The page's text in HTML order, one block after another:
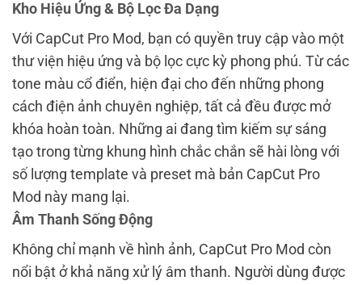
Kho Hiệu Ứng & Bộ Lọc Đa Dạng
Với CapCut Pro Mod, bạn có quyền truy cập vào một
thư viện hiệu ứng và bộ lọc cực kỳ phong phú. Từ các
tone màu cổ điển, hiện đại cho đến những phong
cách điện ảnh chuyên nghiệp, tất cả đều được mở
khóa hoàn toàn. Những ai đang tìm kiếm sự sáng
tạo trong từng khung hình chắc chắn sẽ hài lòng với
số lượng template và preset mà bản CapCut Pro
Mod này mang lại.
Âm Thanh Sống Động
Không chỉ mạnh về hình ảnh, CapCut Pro Mod còn
nổi bật ở khả năng xử lý âm thanh. Người dùng được